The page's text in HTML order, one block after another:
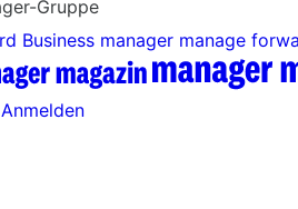
Business manager manage
Anmelden
Gruppe